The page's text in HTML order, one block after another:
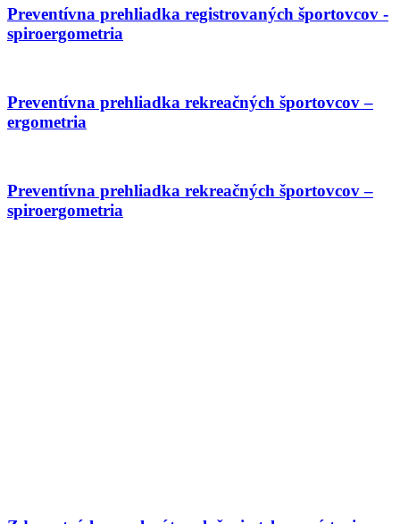
Preventívna prehliadka registrovaných športovcov -
spiroergometria
Preventívna prehliadka rekreačných športovcov –
ergometria
Preventívna prehliadka rekreačných športovcov –
spiroergometria